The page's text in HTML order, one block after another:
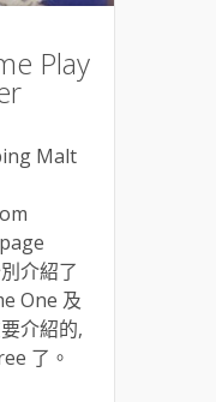
Play
Malt
介紹了
One 及
介紹的,
了。